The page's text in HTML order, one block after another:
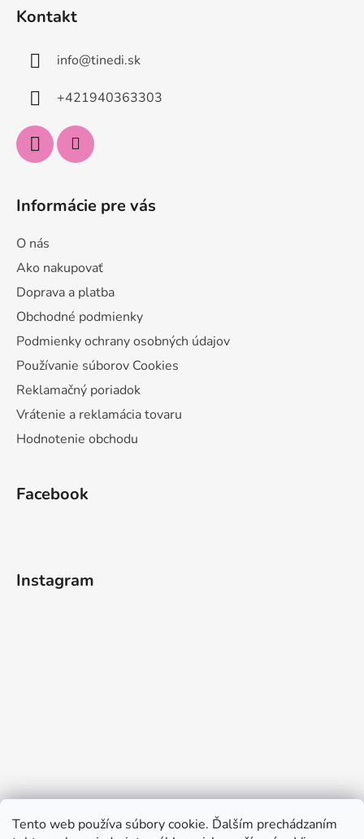
Tento web používa súbory cookie. Ďalším prechádzaním
Kontakt
info@tinedi.sk
+421940363303
Informácie pre vás
O nás
Ako nakupovať
Doprava a platba
Obchodné podmienky
Podmienky ochrany osobných údajov
Používanie súborov Cookies
Reklamačný poriadok
Vrátenie a reklamácia tovaru
Hodnotenie obchodu
Facebook
Instagram